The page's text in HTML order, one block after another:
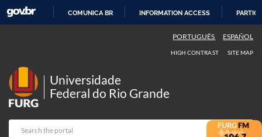
COMUNICA BR INFORMATION ACCESS
PORTUGUÊS ESPAÑOL
HIGH CONTRAST SITE MAP
Universidade
Federal do Rio Grande